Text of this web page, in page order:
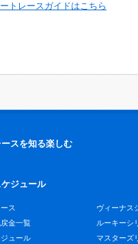
トレースガイドはこちら
スを知る楽しむ
ジュール
ス
金一覧
ュール
ヴィーナス
ルーキーシ
マスターズ